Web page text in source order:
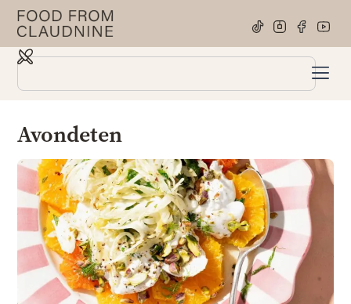
Avondeten